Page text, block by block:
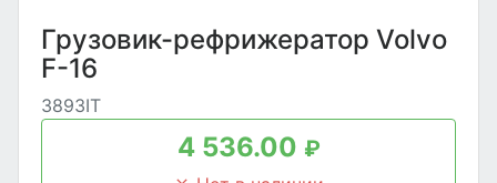
Грузовик-рефрижератор Volvo
F-16
3893IT
4 536.00 ₽